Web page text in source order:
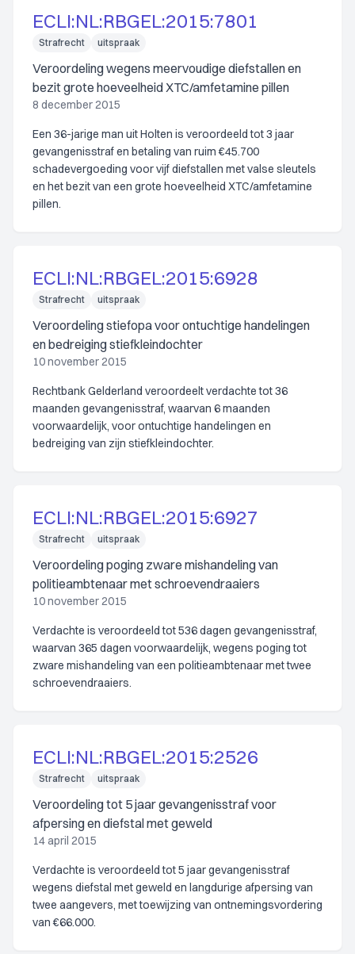
ECLI:NL:RBGEL:2015:7801
Strafrecht uitspraak
Veroordeling wegens meervoudige diefstallen en
bezit grote hoeveelheid XTC/amfetamine pillen
8 december 2015
Een 36-jarige man uit Holten is veroordeeld tot 3 jaar
gevangenisstraf en betaling van ruim €45.700
schadevergoeding voor vijf diefstallen met valse sleutels
en het bezit van een grote hoeveelheid XTC/amfetamine
pillen.
ECLI:NL:RBGEL:2015:6928
Strafrecht uitspraak
Veroordeling stiefopa voor ontuchtige handelingen
en bedreiging stiefkleindochter
10 november 2015
Rechtbank Gelderland veroordeelt verdachte tot 36
maanden gevangenisstraf, waarvan 6 maanden
voorwaardelijk, voor ontuchtige handelingen en
bedreiging van zijn stiefkleindochter.
ECLI:NL:RBGEL:2015:6927
Strafrecht uitspraak
Veroordeling poging zware mishandeling van
politieambtenaar met schroevendraaiers
10 november 2015
Verdachte is veroordeeld tot 536 dagen gevangenisstraf,
waarvan 365 dagen voorwaardelijk, wegens poging tot
zware mishandeling van een politieambtenaar met twee
schroevendraaiers.
ECLI:NL:RBGEL:2015:2526
Strafrecht uitspraak
Veroordeling tot 5 jaar gevangenisstraf voor
afpersing en diefstal met geweld
14 april 2015
Verdachte is veroordeeld tot 5 jaar gevangenisstraf
wegens diefstal met geweld en langdurige afpersing van
twee aangevers, met toewijzing van ontnemingsvordering
van €66.000.